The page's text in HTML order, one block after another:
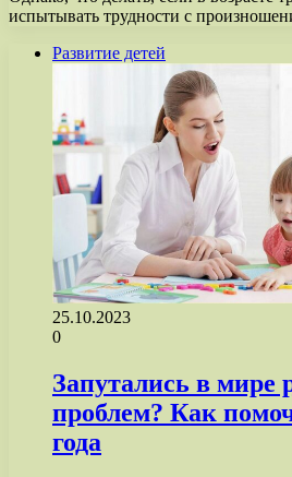
испытывать трудности с
Развитие детей
25.10.2023
0
Запутались в мире
проблем? Как
года